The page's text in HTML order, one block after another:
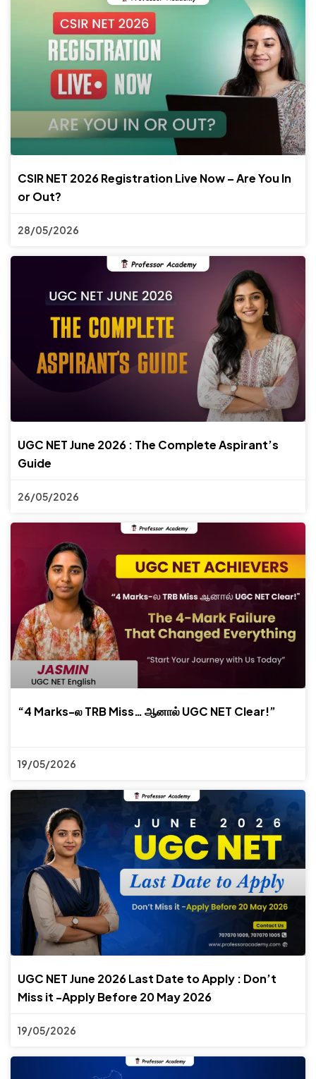
CSIR NET 2026 Registration Live Now – Are You In
or Out?
28/05/2026
UGC NET June 2026 : The Complete Aspirant’s
Guide
26/05/2026
“4 Marks-ல TRB Miss… ஆனால் UGC NET Clear!”
19/05/2026
UGC NET June 2026 Last Date to Apply : Don’t
Miss it -Apply Before 20 May 2026
19/05/2026